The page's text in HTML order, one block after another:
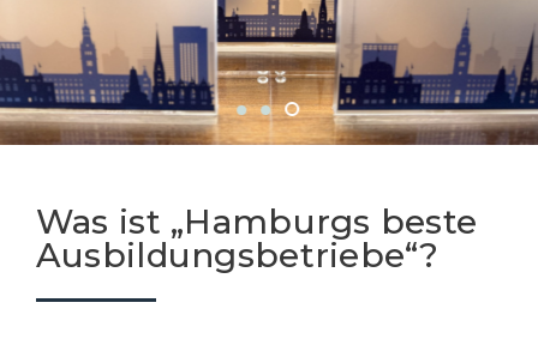
Was ist „Hamburgs beste
Aus­bildungs­betriebe“?